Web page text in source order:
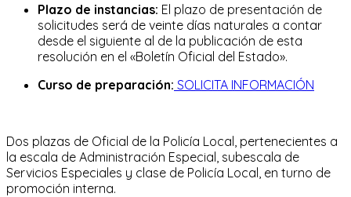
Plazo de instancias: El plazo de presentación de
solicitudes será de veinte días naturales a contar
desde el siguiente al de la publicación de esta
resolución en el «Boletín Oficial del Estado».
Curso de preparación: SOLICITA INFORMACIÓN
Dos plazas de Oficial de la Policía Local, pertenecientes a
la escala de Administración Especial, subescala de
Servicios Especiales y clase de Policía Local, en turno de
promoción interna.